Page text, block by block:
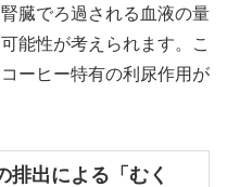
臓でろ過される血液の量
能性が考えられます。こ
ーヒー特有の利尿作用が
出による「むく